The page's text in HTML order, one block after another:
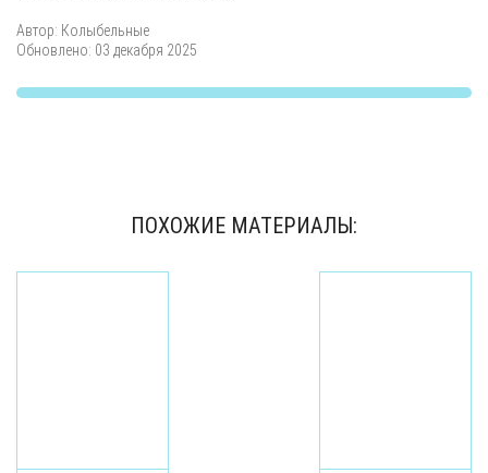
Автор: Колыбельные
Обновлено: 03 декабря 2025
ПОХОЖИЕ МАТЕРИАЛЫ: